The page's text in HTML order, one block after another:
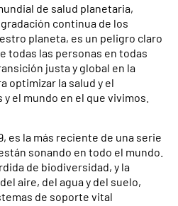
de salud planetaria,
continua de los
planeta, es un peligro claro
todas las personas en todas
justa y global en la
optimizar la salud y el
el mundo en el que vivimos.
es la más reciente de una serie
sonando en todo el mundo.
de biodiversidad, y la
aire, del agua y del suelo,
de soporte vital